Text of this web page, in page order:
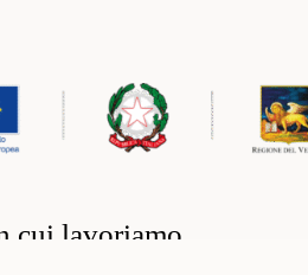
cui lavoriamo